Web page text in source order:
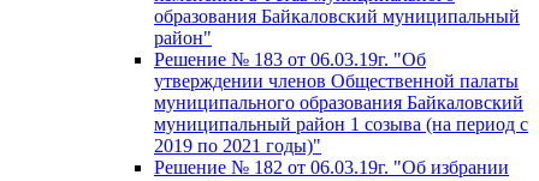
образования Байкаловский муниципальный
район"
Решение № 183 от 06.03.19г. "Об
утверждении членов Общественной палаты
муниципального образования Байкаловский
муниципальный район 1 созыва (на период с
2019 по 2021 годы)"
Решение № 182 от 06.03.19г. "Об избрании